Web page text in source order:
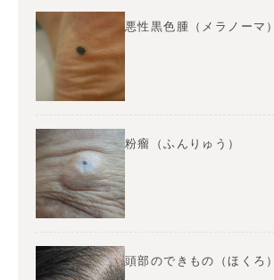
悪性黒色腫（メラノーマ）
粉瘤（ふんりゅう）
頭部のできもの（ほくろ）